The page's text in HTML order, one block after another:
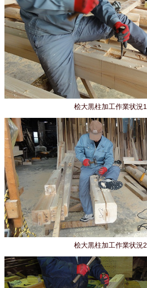
桧大黒柱加工作業状況1
桧大黒柱加工作業状況2